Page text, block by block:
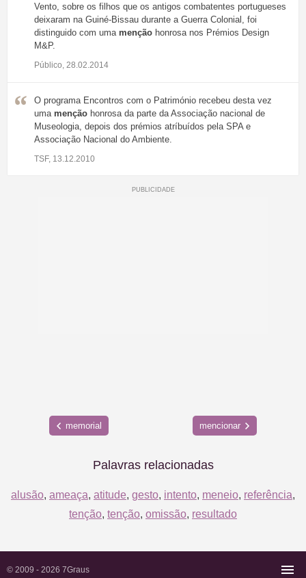
Vento, sobre os filhos que os antigos combatentes portugueses
deixaram na Guiné-Bissau durante a Guerra Colonial, foi
distinguido com uma menção honrosa nos Prémios Design
M&P.
Público, 28.02.2014
O programa Encontros com o Património recebeu desta vez
uma menção honrosa da parte da Associação nacional de
Museologia, depois dos prémios atríbuídos pela SPA e
Associação Nacional do Ambiente.
TSF, 13.12.2010
memorial mencionar
Palavras relacionadas
alusão, ameaça, atitude, gesto, intento, meneio, referência,
tenção, tenção, omissão, resultado
© 2009 - 2026 7Graus